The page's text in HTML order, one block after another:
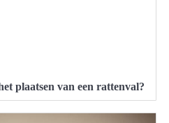
plaatsen van een rattenval?